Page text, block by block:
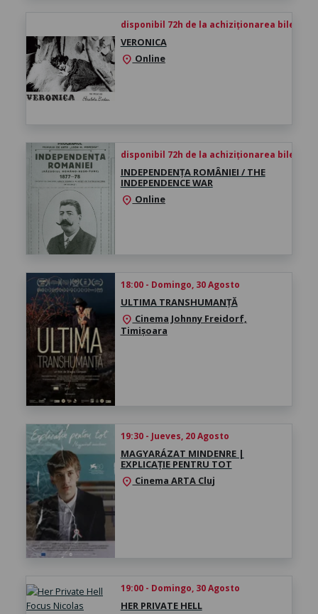
disponibil 72h de la achiziționarea biletului
VERONICA
location_on Online
disponibil 72h de la achiziționarea biletului
INDEPENDENȚA ROMÂNIEI / THE
INDEPENDENCE WAR
location_on Online
18:00 - Domingo, 30 Agosto
ULTIMA TRANSHUMANȚĂ
location_on Cinema Johnny Freidorf,
Timișoara
19:30 - Jueves, 20 Agosto
MAGYARÁZAT MINDENRE |
EXPLICAȚIE PENTRU TOT
location_on Cinema ARTA Cluj
19:00 - Domingo, 30 Agosto
HER PRIVATE HELL